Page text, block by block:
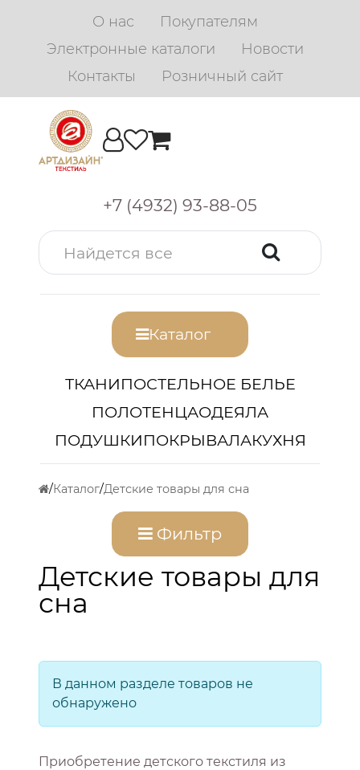
О нас
Покупателям
Электронные каталоги
Новости
Контакты
Розничный сайт
+7 (4932) 93-88-05
Каталог
ТКАНИПОСТЕЛЬНОЕ БЕЛЬЕ
ПОЛОТЕНЦАОДЕЯЛА
ПОДУШКИПОКРЫВАЛАКУХНЯ
Каталог Детские товары для сна
Фильтр
Детские товары для
сна
В данном разделе товаров не
обнаружено
Приобретение детского текстиля из